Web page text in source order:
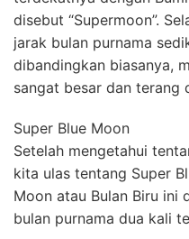
disebut “Supermoon”.
jarak bulan purnama
dibandingkan biasanya,
sangat besar dan terang
Super Blue Moon
Setelah mengetahui
kita ulas tentang Super
Moon atau Bulan Biru ini
bulan purnama dua kali